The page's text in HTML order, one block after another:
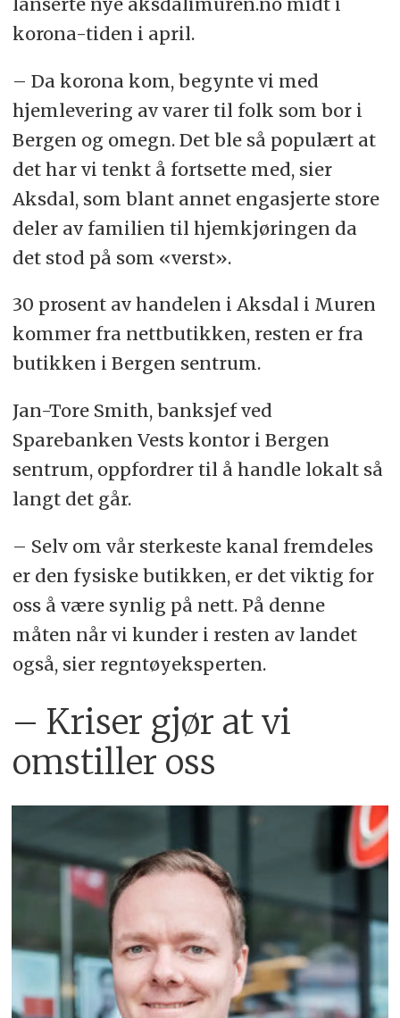
korona-tiden i april.
– Da korona kom, begynte vi med
hjemlevering av varer til folk som bor i
Bergen og omegn. Det ble så populært at
det har vi tenkt å fortsette med, sier
Aksdal, som blant annet engasjerte store
deler av familien til hjemkjøringen da
det stod på som «verst».
30 prosent av handelen i Aksdal i Muren
kommer fra nettbutikken, resten er fra
butikken i Bergen sentrum.
Jan-Tore Smith, banksjef ved
Sparebanken Vests kontor i Bergen
sentrum, oppfordrer til å handle lokalt så
langt det går.
– Selv om vår sterkeste kanal fremdeles
er den fysiske butikken, er det viktig for
oss å være synlig på nett. På denne
måten når vi kunder i resten av landet
også, sier regntøyeksperten.
– Kriser gjør at vi
omstiller oss